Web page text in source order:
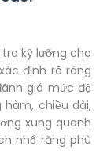
kỹ lưỡng cho
định rõ ràng
giá mức độ
chiều dài,
xung quanh
nhổ răng phù